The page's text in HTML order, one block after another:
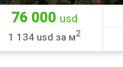
76 000 usd
1 134 usd за м2